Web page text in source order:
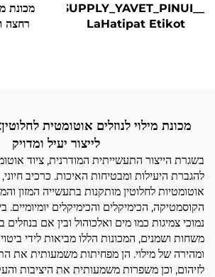
_SUPPLY_YAVET_PINUI_
LaHatipat Etikot
מכונת
רחצה
מכונת מילוי לנוזלים אוטומטית
לייצור יעיל ומדויק
בשגרת הייצור התעשייתית המודרנית, ציוד
להגברת היעילות ומבטיחות האיכות. כרכיב חיוני,
אוטומטיות לחלוטין מותקנות בתעשייה המזון
הקוסמטיקה, הכימיקלים והכימיקלים יומיומיים.
נמוכי צמיגות כמו מים ואלכוהול ובין אם בנוזלים
משחות ושמנים, המכונות הללו מביאות לידי
ומהירה של מילוי. הן מפחיתות משמעותית את
לזיהום, וכן משפרות משמעותית את היציבות